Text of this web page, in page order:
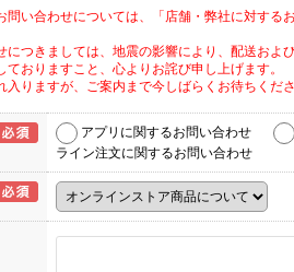
い合わせについては、「店舗・弊社に対する
つきましては、地震の影響により、配送およ
おりますこと、心よりお詫び申し上げます。
りますが、ご案内まで今しばらくお待ちくだ
アプリに関するお問い合わせ
ライン注文に関するお問い合わせ